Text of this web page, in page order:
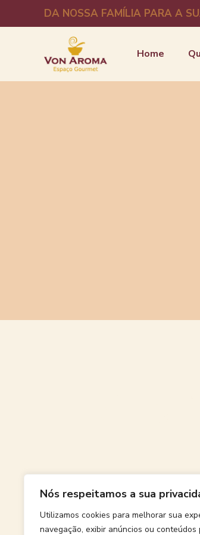
Nós respeitamos a sua
Utilizamos cookies para melhorar sua
navegação, exibir anúncios ou conteúdos
DA NOSSA FAMÍLIA PARA A
Home